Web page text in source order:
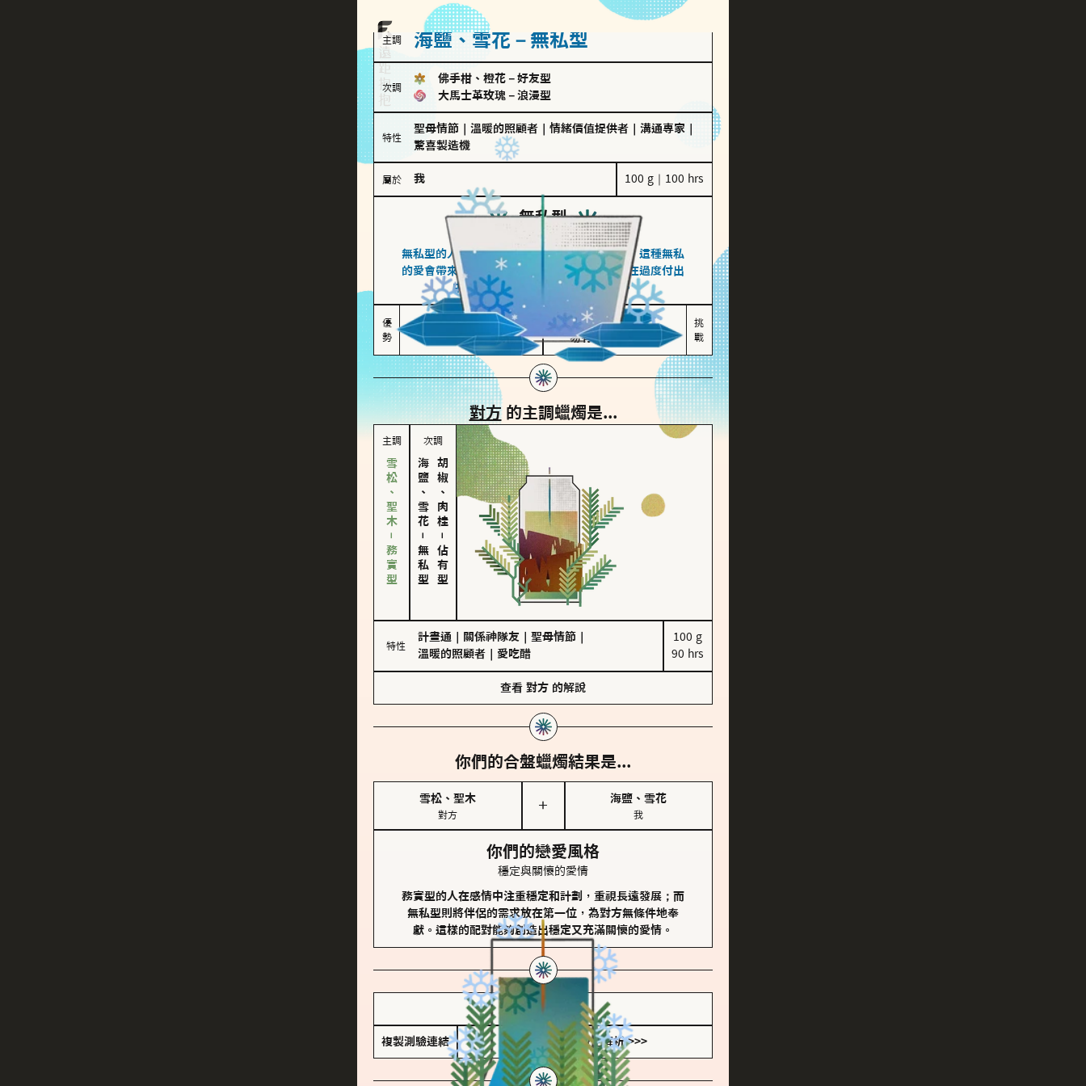
主調 海鹽、雪花－無私型
次調
佛手柑、橙花 － 好友型
大馬士革玫瑰 － 浪漫型
特性
聖母情節 溫暖的照顧者 情緒價值提供者 溝通專家
驚喜製造機
屬於 我 100 g｜100 hrs
無私型
海鹽、雪花
無私型的人傾向用心呵護、滿足另一半的需求，這種無私
的愛會帶來緊密的關係連結，但也可能讓他們在過度付出
中迷失自我，忽略自己真正的需求。
優
勢
無私奉獻
讓伴侶感受到關懷
較難設立界線
易有強烈情感依賴
挑
戰
對方的主調蠟燭是...
主調
雪松、聖木－務實型
次調
海鹽、雪花
－
無私型
胡椒、肉桂
－
佔有型
特性
計畫通 關係神隊友 聖母情節
溫暖的照顧者
愛吃醋
100 g
90 hrs
查看 對方 的解說
你們的合盤蠟燭結果是...
雪松、聖木
對方
＋
海鹽、雪花
我
你們的戀愛風格
穩定與關懷的愛情
務實型的人在感情中注重穩定和計劃，重視長遠發展；而
無私型則將伴侶的需求放在第一位，為對方無條件地奉
獻。這樣的配對能夠創造出穩定又充滿關懷的愛情。
儲存我的結果圖
複製測驗連結 查看香氛類型全解析 >>>